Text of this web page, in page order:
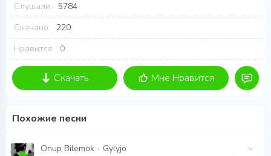
Слушали: 5784
Скачано:
220
Нравится:
0
Скачать Мне Нравится
Похожие песни
Onup Bilemok - Gylyjo